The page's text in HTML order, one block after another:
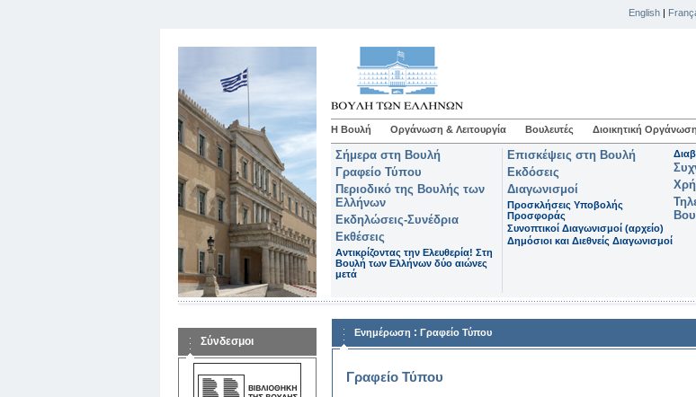
English |
Η Βουλή Οργάνωση & Λειτουργία Βουλευτές Διοικητική Οργάνωση
Σήμερα στη Βουλή
Γραφείο Τύπου
Περιοδικό της Βουλής των
Ελλήνων
Εκδηλώσεις-Συνέδρια
Εκθέσεις
Αντικρίζοντας την Ελευθερία! Στη
Βουλή των Ελλήνων δύο αιώνες
μετά
Επισκέψεις στη Βουλή
Εκδόσεις
Διαγωνισμοί
Προσκλήσεις Υποβολής
Προσφοράς
Συνοπτικοί Διαγωνισμοί (αρχείο)
Δημόσιοι και Διεθνείς Διαγωνισμοί
Σύνδεσμοι
Ενημέρωση : Γραφείο Τύπου
Γραφείο Τύπου